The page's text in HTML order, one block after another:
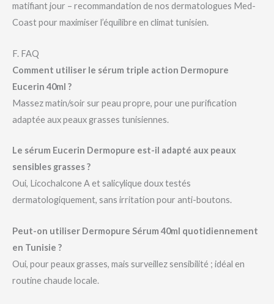
matifiant jour – recommandation de nos dermatologues Med-
Coast pour maximiser l’équilibre en climat tunisien.
F. FAQ
Comment utiliser le sérum triple action Dermopure
Eucerin 40ml ?
Massez matin/soir sur peau propre, pour une purification
adaptée aux peaux grasses tunisiennes.
Le sérum Eucerin Dermopure est-il adapté aux peaux
sensibles grasses ?
Oui, Licochalcone A et salicylique doux testés
dermatologiquement, sans irritation pour anti-boutons.
Peut-on utiliser Dermopure Sérum 40ml quotidiennement
en Tunisie ?
Oui, pour peaux grasses, mais surveillez sensibilité ; idéal en
routine chaude locale.